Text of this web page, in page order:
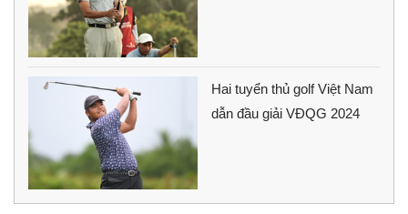
Hai tuyển thủ golf Việt Nam
dẫn đầu giải VĐQG 2024